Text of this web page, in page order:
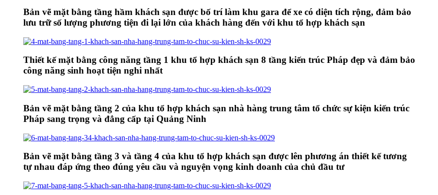
Bản vẽ mặt bằng tầng hầm khách sạn được bố trí làm khu gara để xe có diện tích rộng, đảm bảo
lưu trữ số lượng phương tiện đi lại lớn của khách hàng đến với khu tổ hợp khách sạn
Thiết kế mặt bằng công năng tầng 1 khu tổ hợp khách sạn 8 tầng kiến trúc Pháp đẹp và đảm bảo
công năng sinh hoạt tiện nghi nhất
Bản vẽ mặt bằng tầng 2 của khu tổ hợp khách sạn nhà hàng trung tâm tổ chức sự kiện kiến trúc
Pháp sang trọng và đẳng cấp tại Quảng Ninh
Bản vẽ mặt bằng tầng 3 và tầng 4 của khu tổ hợp khách sạn được lên phương án thiết kế tương
tự nhau đáp ứng theo đúng yêu cầu và nguyện vọng kinh doanh của chủ đầu tư